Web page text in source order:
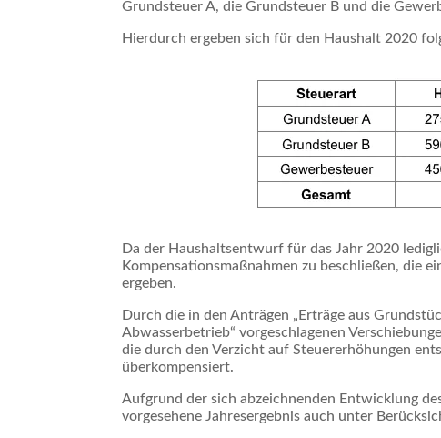
Grundsteuer A, die Grundsteuer B und die
Hierdurch ergeben sich für den Haushalt 2020
Da der Haushaltsentwurf für das Jahr 2020
Kompensationsmaßnahmen zu beschließen, die
ergeben.
Durch die in den Anträgen „Erträge aus
Abwasserbetrieb“ vorgeschlagenen
die durch den Verzicht auf Steuererhöhungen
überkompensiert.
Aufgrund der sich abzeichnenden Entwicklung
vorgesehene Jahresergebnis auch unter